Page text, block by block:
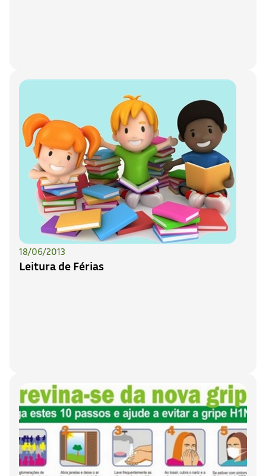
18/06/2013
Leitura de Férias